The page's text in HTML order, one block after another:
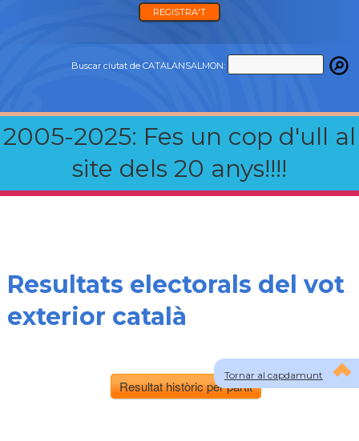
REGISTRA'T
Buscar ciutat de CATALANSALMON:
2005-2025: Fes un cop d'ull al
site dels 20 anys!!!!
Tornar al capdamunt
Resultats electorals del vot
exterior català
Resultat històric per partit